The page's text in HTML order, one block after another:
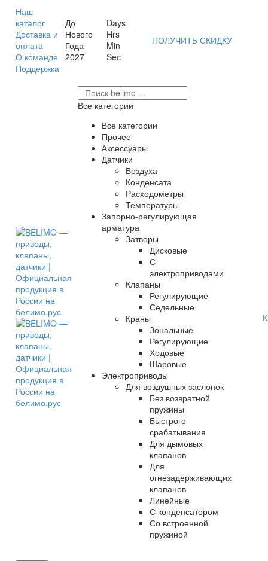
Наш
каталог
Доставка и
оплата
О команде
Поддержка
До
Нового
Года
2027
Days
Hrs
Min
Sec
ПОЛУЧИТЬ СКИДКУ
Все категории
Все категории
Прочее
Аксессуары
Датчики
Воздуха
Конденсата
Расходометры
Температуры
Запорно-регулирующая
арматура
Затворы
Дисковые
С
электроприводами
Клапаны
Регулирующие
Седельные
Краны
Зональные
Регулирующие
Ходовые
Шаровые
Электроприводы
Для воздушных заслонок
Без возвратной
пружины
Быстрого
срабатывания
Для дымовых
клапанов
Для
огнезадерживающих
клапанов
Линейные
С конденсатором
Со встроенной
пружиной